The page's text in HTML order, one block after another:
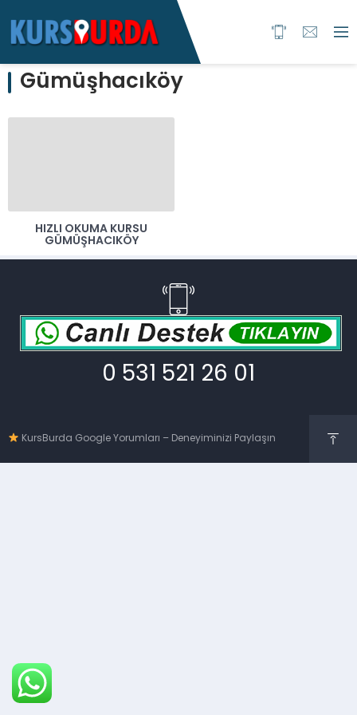
Gümüşhacıköy
HIZLI OKUMA KURSU
GÜMÜŞHACIKÖY
0 531 521 26 01
KursBurda Google Yorumları – Deneyiminizi Paylaşın